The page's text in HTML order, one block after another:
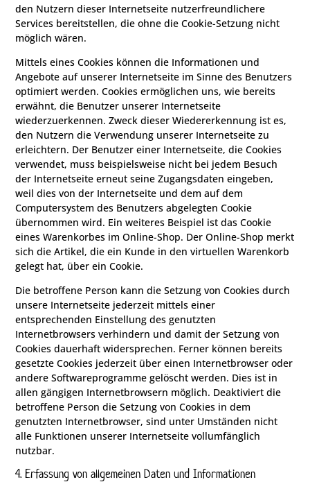
den Nutzern dieser Internetseite nutzerfreundlichere
Services bereitstellen, die ohne die Cookie-Setzung nicht
möglich wären.
Mittels eines Cookies können die Informationen und
Angebote auf unserer Internetseite im Sinne des Benutzers
optimiert werden. Cookies ermöglichen uns, wie bereits
erwähnt, die Benutzer unserer Internetseite
wiederzuerkennen. Zweck dieser Wiedererkennung ist es,
den Nutzern die Verwendung unserer Internetseite zu
erleichtern. Der Benutzer einer Internetseite, die Cookies
verwendet, muss beispielsweise nicht bei jedem Besuch
der Internetseite erneut seine Zugangsdaten eingeben,
weil dies von der Internetseite und dem auf dem
Computersystem des Benutzers abgelegten Cookie
übernommen wird. Ein weiteres Beispiel ist das Cookie
eines Warenkorbes im Online-Shop. Der Online-Shop merkt
sich die Artikel, die ein Kunde in den virtuellen Warenkorb
gelegt hat, über ein Cookie.
Die betroffene Person kann die Setzung von Cookies durch
unsere Internetseite jederzeit mittels einer
entsprechenden Einstellung des genutzten
Internetbrowsers verhindern und damit der Setzung von
Cookies dauerhaft widersprechen. Ferner können bereits
gesetzte Cookies jederzeit über einen Internetbrowser oder
andere Softwareprogramme gelöscht werden. Dies ist in
allen gängigen Internetbrowsern möglich. Deaktiviert die
betroffene Person die Setzung von Cookies in dem
genutzten Internetbrowser, sind unter Umständen nicht
alle Funktionen unserer Internetseite vollumfänglich
nutzbar.
4. Erfassung von allgemeinen Daten und Informationen